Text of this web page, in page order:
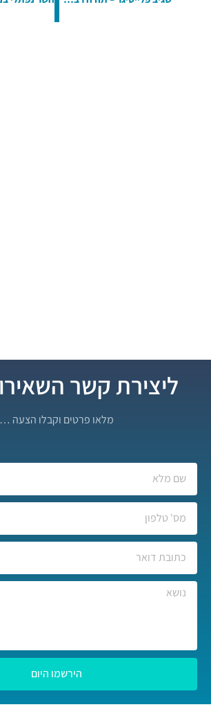
ליצירת קשר
מלאו פרטים וקבלו הצעה …
הירשמו היום